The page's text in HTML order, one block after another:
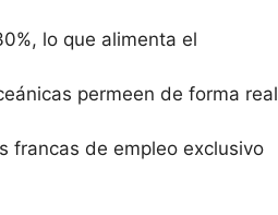
lo que alimenta el
permeen de forma real
francas de empleo exclusivo